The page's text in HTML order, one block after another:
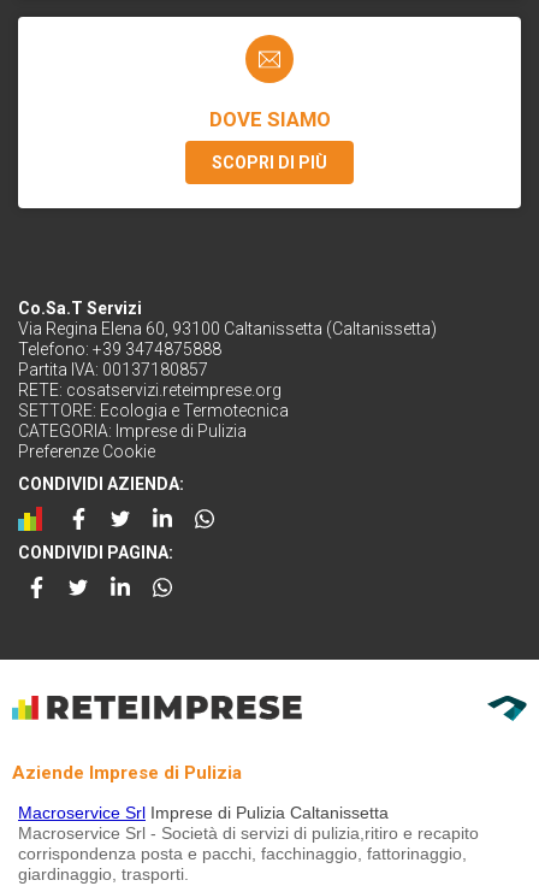
DOVE SIAMO
SCOPRI DI PIÙ
Co.Sa.T Servizi
Via Regina Elena 60, 93100 Caltanissetta (Caltanissetta)
Telefono: +39 3474875888
Partita IVA: 00137180857
RETE: cosatservizi.reteimprese.org
SETTORE: Ecologia e Termotecnica
CATEGORIA: Imprese di Pulizia
Preferenze Cookie
CONDIVIDI AZIENDA:
CONDIVIDI PAGINA:
Aziende Imprese di Pulizia
Macroservice Srl Imprese di Pulizia Caltanissetta
Macroservice Srl - Società di servizi di pulizia,ritiro e recapito
corrispondenza posta e pacchi, facchinaggio, fattorinaggio,
giardinaggio, trasporti.